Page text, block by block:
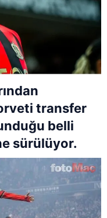
transfer
belli
sürülüyor.